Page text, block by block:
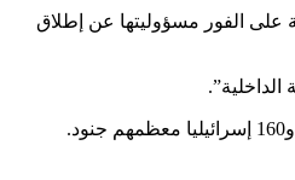
الفور مسؤوليتها عن إطلاق